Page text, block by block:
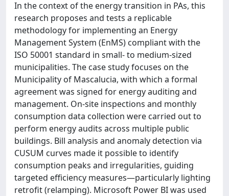
In the context of the energy transition in PAs, this
research proposes and tests a replicable
methodology for implementing an Energy
Management System (EnMS) compliant with the
ISO 50001 standard in small- to medium-sized
municipalities. The case study focuses on the
Municipality of Mascalucia, with which a formal
agreement was signed for energy auditing and
management. On-site inspections and monthly
consumption data collection were carried out to
perform energy audits across multiple public
buildings. Bill analysis and anomaly detection via
CUSUM curves made it possible to identify
consumption peaks and irregularities, guiding
targeted efficiency measures—particularly lighting
retrofit (relamping). Microsoft Power BI was used